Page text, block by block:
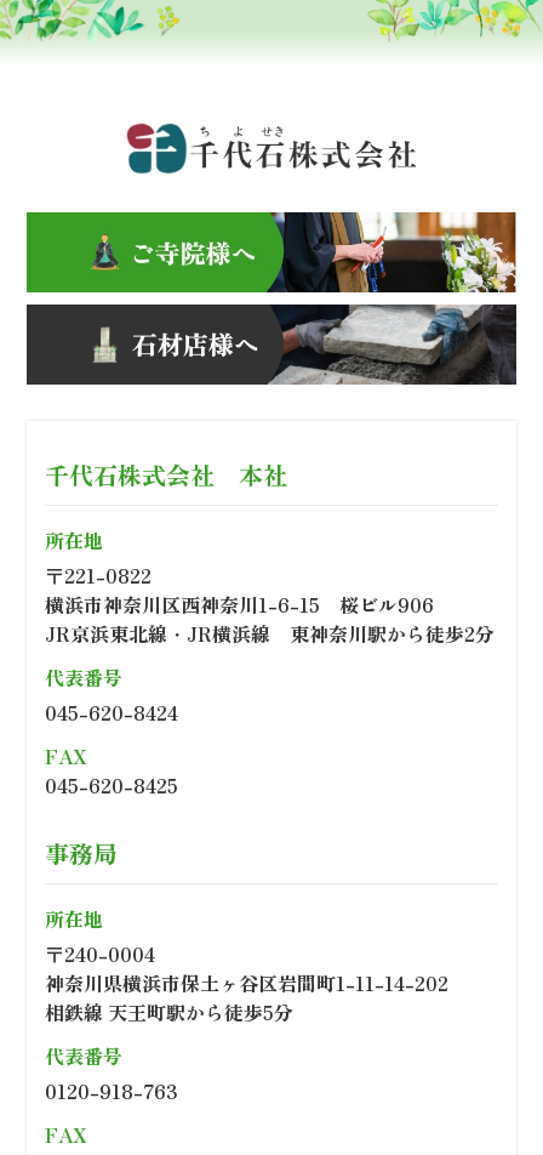
千代石株式会社 本社
所在地
〒221-0822
横浜市神奈川区西神奈川1-6-15 桜ビル906
JR京浜東北線・JR横浜線 東神奈川駅から徒歩2分
代表番号
045-620-8424
FAX
045-620-8425
事務局
所在地
〒240-0004
神奈川県横浜市保土ヶ谷区岩間町1-11-14-202
相鉄線 天王町駅から徒歩5分
代表番号
0120-918-763
FAX